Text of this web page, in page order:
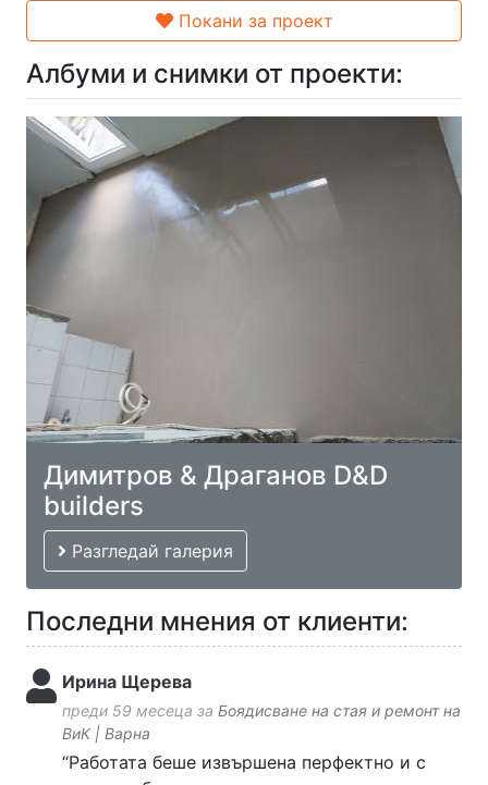
Покани за проект
Албуми и снимки от проекти:
Димитров & Драганов D&D
builders
Разгледай галерия
Последни мнения от клиенти:
Ирина Щерева
преди 59 месеца заБоядисване на стая и ремонт на
ВиК | Варна
“Работата беше извършена перфектно и с